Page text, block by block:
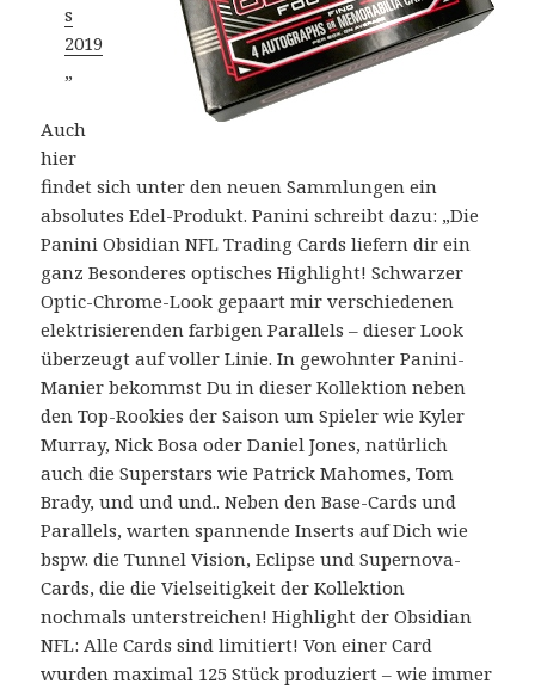
s
2019
„
Auch
hier
findet sich unter den neuen Sammlungen ein
absolutes Edel-Produkt. Panini schreibt dazu: „Die
Panini Obsidian NFL Trading Cards liefern dir ein
ganz Besonderes optisches Highlight! Schwarzer
Optic-Chrome-Look gepaart mir verschiedenen
elektrisierenden farbigen Parallels – dieser Look
überzeugt auf voller Linie. In gewohnter Panini-
Manier bekommst Du in dieser Kollektion neben
den Top-Rookies der Saison um Spieler wie Kyler
Murray, Nick Bosa oder Daniel Jones, natürlich
auch die Superstars wie Patrick Mahomes, Tom
Brady, und und und.. Neben den Base-Cards und
Parallels, warten spannende Inserts auf Dich wie
bspw. die Tunnel Vision, Eclipse und Supernova-
Cards, die die Vielseitigkeit der Kollektion
nochmals unterstreichen! Highlight der Obsidian
NFL: Alle Cards sind limitiert! Von einer Card
wurden maximal 125 Stück produziert – wie immer